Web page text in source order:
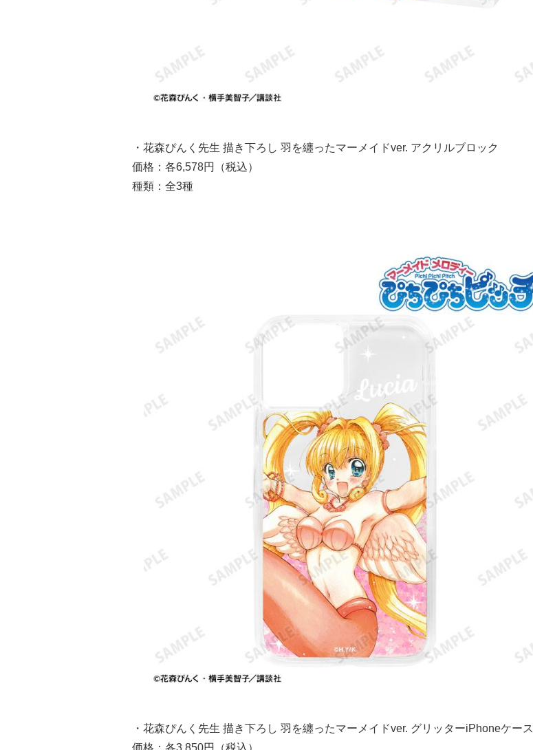
・花森ぴんく先生 描き下ろし 羽を纏ったマーメイドver. アクリルブロック
価格：各6,578円（税込）
種類：全3種
・花森ぴんく先生 描き下ろし 羽を纏ったマーメイドver. グリッターiPhoneケース
価格：各3,850円（税込）